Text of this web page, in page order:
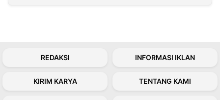
REDAKSI INFORMASI IKLAN
KIRIM KARYA TENTANG KAMI